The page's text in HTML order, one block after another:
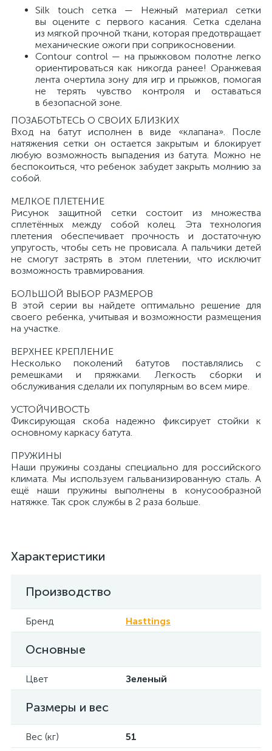
Silk touch сетка — Нежный материал сетки
вы оцените с первого касания. Сетка сделана
из мягкой прочной ткани, которая предотвращает
механические ожоги при соприкосновении.
Contour control — на прыжковом полотне легко
ориентироваться как никогда ранее! Оранжевая
лента очертила зону для игр и прыжков, помогая
не терять чувство контроля и оставаться
в безопасной зоне.
ПОЗАБОТЬТЕСЬ О СВОИХ БЛИЗКИХ
Вход на батут исполнен в виде «клапана». После
натяжения сетки он остается закрытым и блокирует
любую возможность выпадения из батута. Можно не
беспокоиться, что ребенок забудет закрыть молнию за
собой.
МЕЛКОЕ ПЛЕТЕНИЕ
Рисунок защитной сетки состоит из множества
сплетённых между собой колец. Эта технология
плетения обеспечивает прочность и достаточную
упругость, чтобы сеть не провисала. А пальчики детей
не смогут застрять в этом плетении, что исключит
возможность травмирования.
БОЛЬШОЙ ВЫБОР РАЗМЕРОВ
В этой серии вы найдете оптимально решение для
своего ребенка, учитывая и возможности размещения
на участке.
ВЕРХНЕЕ КРЕПЛЕНИЕ
Несколько поколений батутов поставлялись с
ремешками и пряжками. Легкость сборки и
обслуживания сделали их популярным во всем мире.
УСТОЙЧИВОСТЬ
Фиксирующая скоба надежно фиксирует стойки к
основному каркасу батута.
ПРУЖИНЫ
Наши пружины созданы специально для российского
климата. Мы используем гальванизированную сталь. А
ещё наши пружины выполнены в конусообразной
натяжке. Так срок службы в 2 раза больше.
Характеристики
Производство
Бренд Hasttings
Основные
Цвет Зеленый
Размеры и вес
Вес (кг) 51